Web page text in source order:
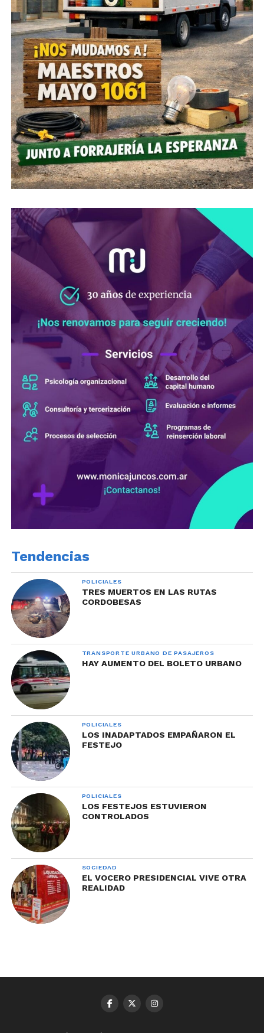
Tendencias
POLICIALES
TRES MUERTOS EN LAS RUTAS
CORDOBESAS
TRANSPORTE URBANO DE PASAJEROS
HAY AUMENTO DEL BOLETO URBANO
POLICIALES
LOS INADAPTADOS EMPAÑARON EL
FESTEJO
POLICIALES
LOS FESTEJOS ESTUVIERON
CONTROLADOS
SOCIEDAD
EL VOCERO PRESIDENCIAL VIVE OTRA
REALIDAD